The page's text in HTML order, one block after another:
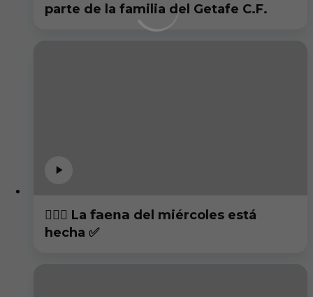
parte de la familia del Getafe C.F.
🏋🏻‍♂️ La 𝗳𝗮𝗲𝗻𝗮 del miércoles está
hecha ✅